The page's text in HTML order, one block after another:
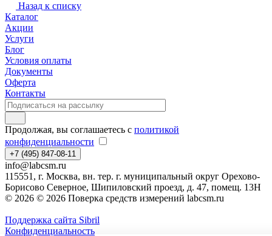
Назад к списку
Каталог
Акции
Услуги
Блог
Условия оплаты
Документы
Оферта
Контакты
Продолжая, вы соглашаетесь с политикой
конфиденциальности
+7 (495) 847-08-11
info@labcsm.ru
115551, г. Москва, вн. тер. г. муниципальный округ Орехово-
Борисово Северное, Шипиловский проезд, д. 47, помещ. 13Н
© 2026 © 2026 Поверка средств измерений labcsm.ru
Поддержка сайта Sibril
Конфиденциальность